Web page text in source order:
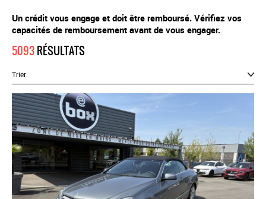
Un crédit vous engage et doit être remboursé. Vérifiez vos
capacités de remboursement avant de vous engager.
5093RÉSULTATS
Trier